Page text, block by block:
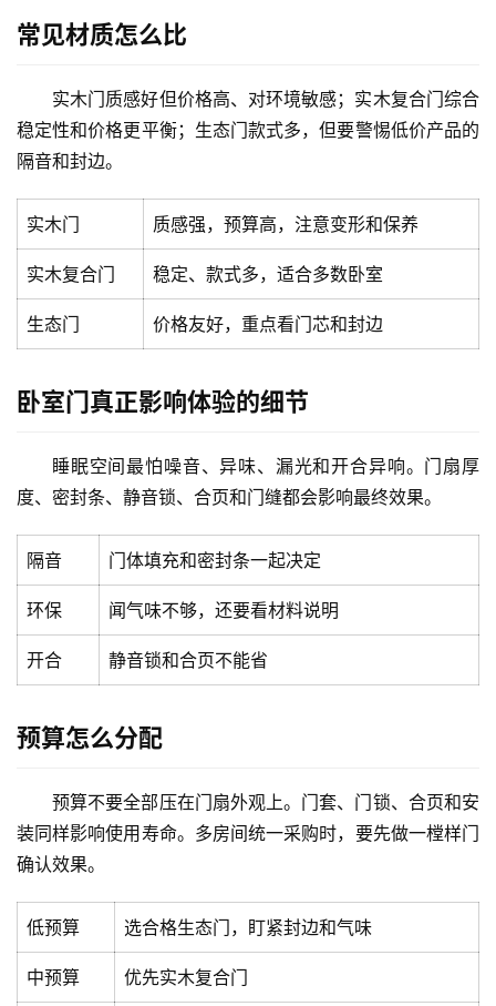
卫
生
间
门
庭
门
铝
门
门
套
安
装
装
门
业
资
讯
联
登录 注册
常见材质怎么比
实木门质感好但价格高、对环境敏感；实木复合门综合
稳定性和价格更平衡；生态门款式多，但要警惕低价产品的
隔音和封边。
实木门 质感强，预算高，注意变形和保养
实木复合门 稳定、款式多，适合多数卧室
生态门 价格友好，重点看门芯和封边
卧室门真正影响体验的细节
睡眠空间最怕噪音、异味、漏光和开合异响。门扇厚
度、密封条、静音锁、合页和门缝都会影响最终效果。
隔音 门体填充和密封条一起决定
环保 闻气味不够，还要看材料说明
开合 静音锁和合页不能省
预算怎么分配
预算不要全部压在门扇外观上。门套、门锁、合页和安
装同样影响使用寿命。多房间统一采购时，要先做一樘样门
确认效果。
低预算 选合格生态门，盯紧封边和气味
中预算 优先实木复合门